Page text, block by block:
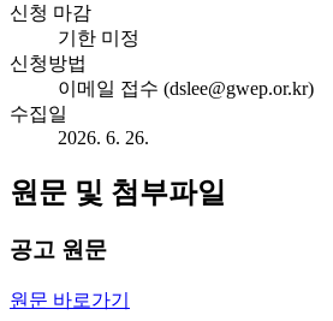
신청 마감
기한 미정
신청방법
이메일 접수 (dslee@gwep.or.kr)
수집일
2026. 6. 26.
원문 및 첨부파일
공고 원문
원문 바로가기